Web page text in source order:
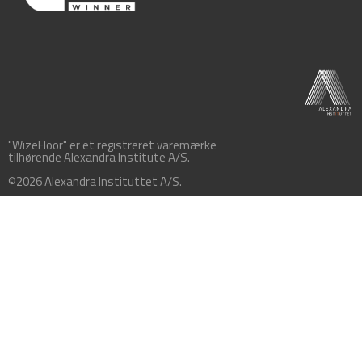
"WizeFloor" er et registreret varemærke
tilhørende Alexandra Institute A/S.
©2026 Alexandra Instituttet A/S.